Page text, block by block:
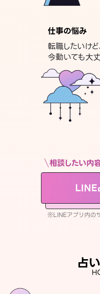
仕事の悩み
転職したいけど
今動いても大
相談したい内
LINE
※LINEアプリ内の
占